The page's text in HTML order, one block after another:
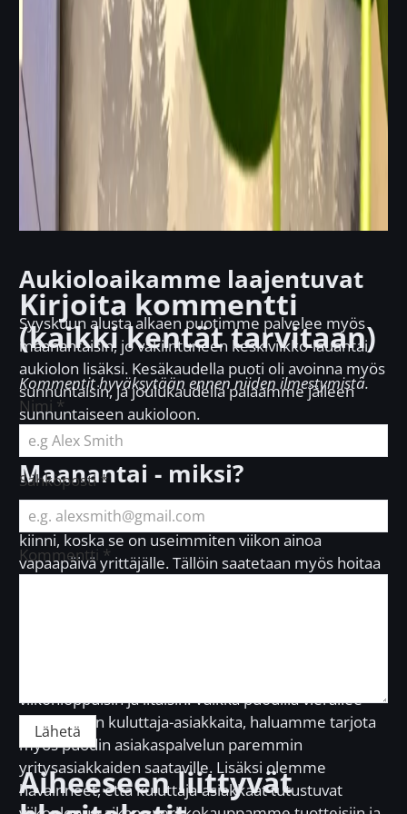
Aukioloaikamme laajentuvat
Syyskuun alusta alkaen puotimme palvelee myös
maanantaisin, jo vakiintuneen keskiviikko-lauantai
aukiolon lisäksi. Kesäkaudella puoti oli avoinna myös
sunnuntaisin, ja joulukaudella palaamme jälleen
sunnuntaiseen aukioloon.
Maanantai - miksi?
Maanantaisin monesti pienet putiikit pitävät ovensa
kiinni, koska se on useimmiten viikon ainoa
vapaapäivä yrittäjälle. Tällöin saatetaan myös hoitaa
viikonloppuisin ja iltaisin. Vaikka puodilla vierailee
useimmiten kuluttaja-asiakkaita, haluamme tarjota
myös puodin asiakaspalvelun paremmin
yritysasiakkaiden saataville. Lisäksi olemme
havainneet, että kuluttaja-asiakkaat tutustuvat
Kirjoita kommentti
(kaikki kentät tarvitaan)
Kommentit hyväksytään ennen niiden ilmestymistä.
Nimi *
Sähköposti*
Kommentti *
Aiheeseen liittyvät